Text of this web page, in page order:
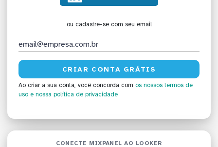
ou cadastre-se com seu email
Ao criar a sua conta, você concorda com os nossos termos de
uso e nossa política de privacidade
CONECTE MIXPANEL AO LOOKER